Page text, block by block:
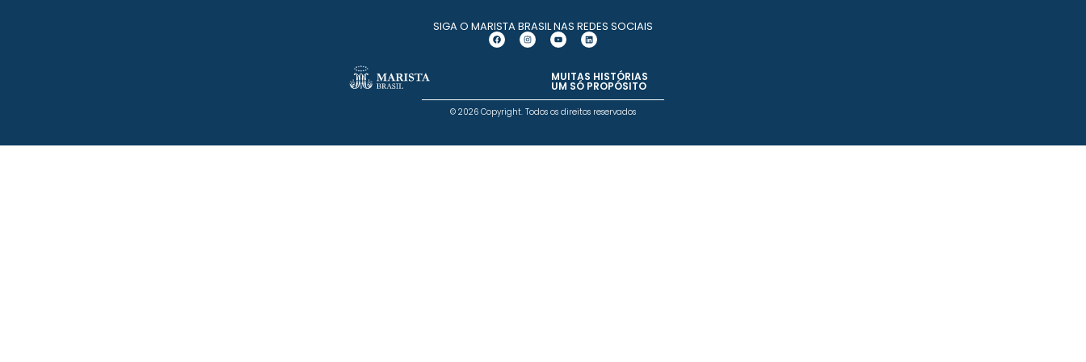
SIGA O MARISTA BRASIL NAS REDES SOCIAIS
MUITAS HISTÓRIAS
UM SÓ PROPÓSITO
© 2026 Copyright. Todos os direitos reservados